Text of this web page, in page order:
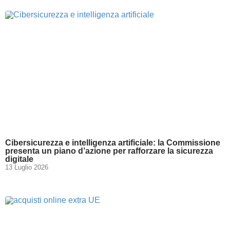
Cibersicurezza e intelligenza artificiale: la Commissione
presenta un piano d’azione per rafforzare la sicurezza
digitale
13 Luglio 2026